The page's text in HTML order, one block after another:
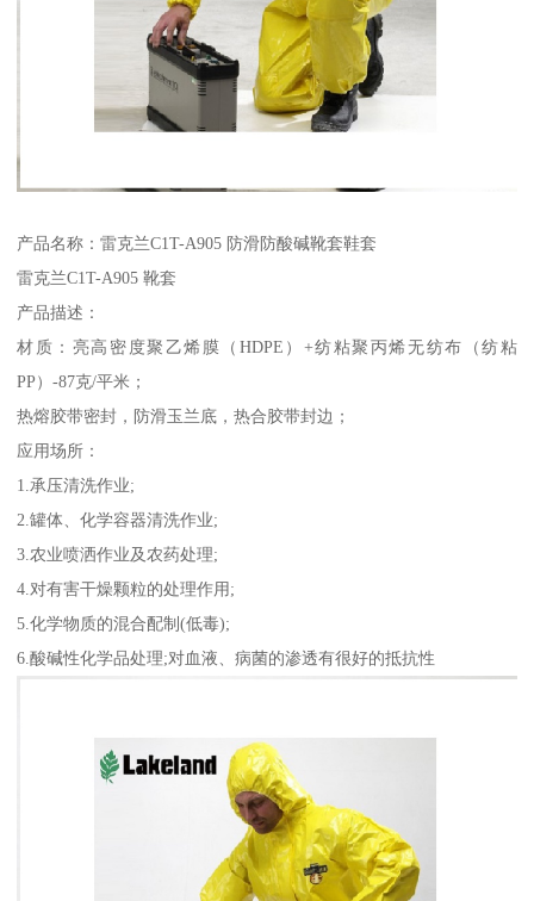
产品名称：雷克兰C1T-A905 防滑防酸碱靴套鞋套
雷克兰C1T-A905 靴套
产品描述：
材质：亮高密度聚乙烯膜（HDPE）+纺粘聚丙烯无纺布（纺粘
PP）-87克/平米；
热熔胶带密封，防滑玉兰底，热合胶带封边；
应用场所：
1.承压清洗作业;
2.罐体、化学容器清洗作业;
3.农业喷洒作业及农药处理;
4.对有害干燥颗粒的处理作用;
5.化学物质的混合配制(低毒);
6.酸碱性化学品处理;对血液、病菌的渗透有很好的抵抗性